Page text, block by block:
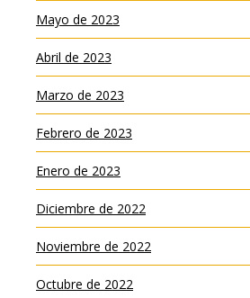
Mayo de 2023
Abril de 2023
Marzo de 2023
Febrero de 2023
Enero de 2023
Diciembre de 2022
Noviembre de 2022
Octubre de 2022